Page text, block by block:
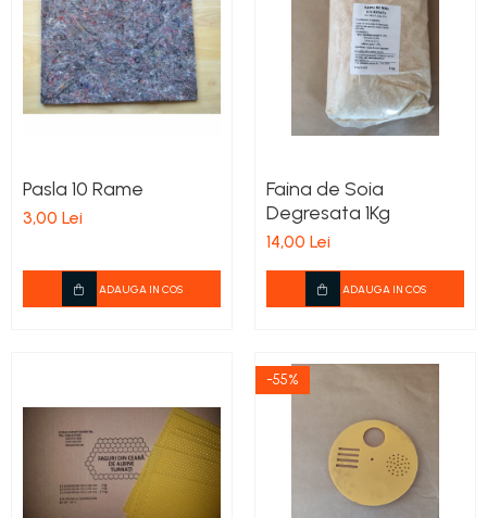
Pasla 10 Rame
3,00 Lei
ADAUGA IN COS
Faina de Soia
Degresata 1Kg
14,00 Lei
ADAUGA IN COS
-55%